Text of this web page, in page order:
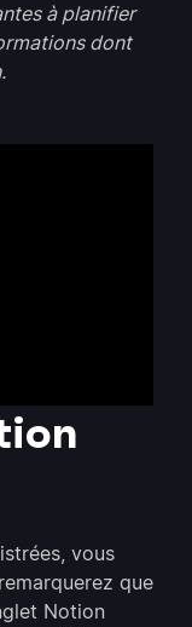
à planifier
dont
vous
que
Notion